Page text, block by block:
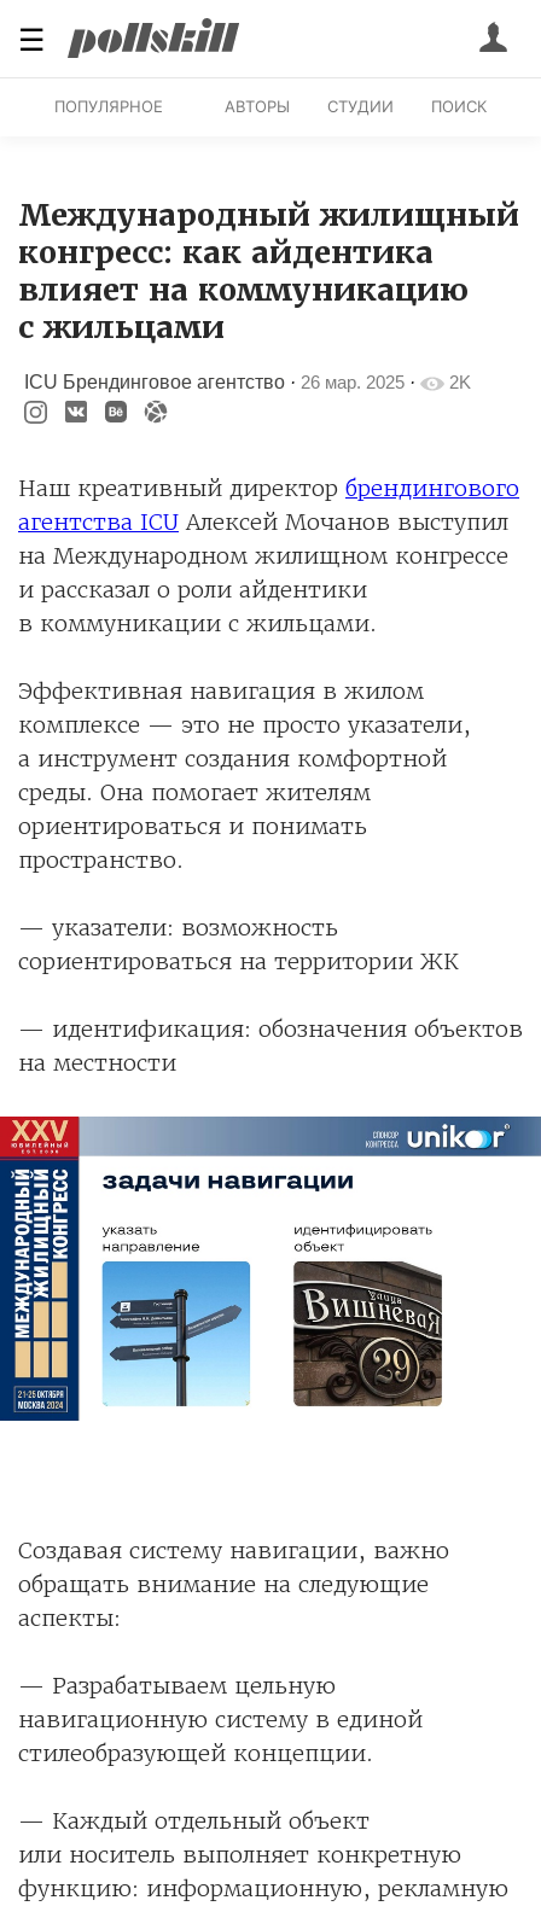
☰
ПОПУЛЯРНОЕ АВТОРЫ СТУДИИ ПОИСК
Международный жилищный
конгресс: как айдентика
влияет на коммуникацию
с жильцами
ICU Брендинговое агентство · 26 мар. 2025 · 2K
Наш креативный директор брендингового
агентства ICU Алексей Мочанов выступил
на Международном жилищном конгрессе
и рассказал о роли айдентики
в коммуникации с жильцами.
Эффективная навигация в жилом
комплексе — это не просто указатели,
а инструмент создания комфортной
среды. Она помогает жителям
ориентироваться и понимать
пространство.
— указатели: возможность
сориентироваться на территории ЖК
— идентификация: обозначения объектов
на местности
Создавая систему навигации, важно
обращать внимание на следующие
аспекты:
— Разрабатываем цельную
навигационную систему в единой
стилеобразующей концепции.
— Каждый отдельный объект
или носитель выполняет конкретную
функцию: информационную, рекламную